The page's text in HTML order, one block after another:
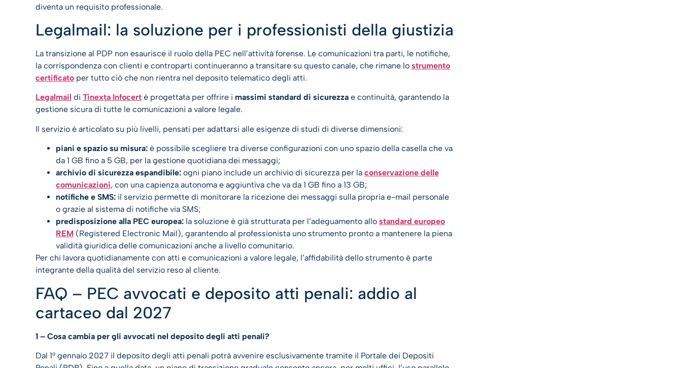
diventa un requisito professionale.
Legalmail: la soluzione per i professionisti della giustizia
La transizione al PDP non esaurisce il ruolo della PEC nell’attività forense. Le comunicazioni tra parti, le notifiche,
la corrispondenza con clienti e controparti continueranno a transitare su questo canale, che rimane lo strumento
certificato per tutto ciò che non rientra nel deposito telematico degli atti.
Legalmail di Tinexta Infocert è progettata per offrire i massimi standard di sicurezza e continuità, garantendo la
gestione sicura di tutte le comunicazioni a valore legale.
Il servizio è articolato su più livelli, pensati per adattarsi alle esigenze di studi di diverse dimensioni:
piani e spazio su misura: è possibile scegliere tra diverse configurazioni con uno spazio della casella che va
da 1 GB fino a 5 GB, per la gestione quotidiana dei messaggi;
archivio di sicurezza espandibile: ogni piano include un archivio di sicurezza per la conservazione delle
comunicazioni, con una capienza autonoma e aggiuntiva che va da 1 GB fino a 13 GB;
notifiche e SMS: il servizio permette di monitorare la ricezione dei messaggi sulla propria e-mail personale
o grazie al sistema di notifiche via SMS;
predisposizione alla PEC europea: la soluzione è già strutturata per l’adeguamento allo standard europeo
REM (Registered Electronic Mail), garantendo al professionista uno strumento pronto a mantenere la piena
validità giuridica delle comunicazioni anche a livello comunitario.
Per chi lavora quotidianamente con atti e comunicazioni a valore legale, l’affidabilità dello strumento è parte
integrante della qualità del servizio reso al cliente.
FAQ – PEC avvocati e deposito atti penali: addio al
cartaceo dal 2027
1 – Cosa cambia per gli avvocati nel deposito degli atti penali?
Dal 1° gennaio 2027 il deposito degli atti penali potrà avvenire esclusivamente tramite il Portale dei Depositi